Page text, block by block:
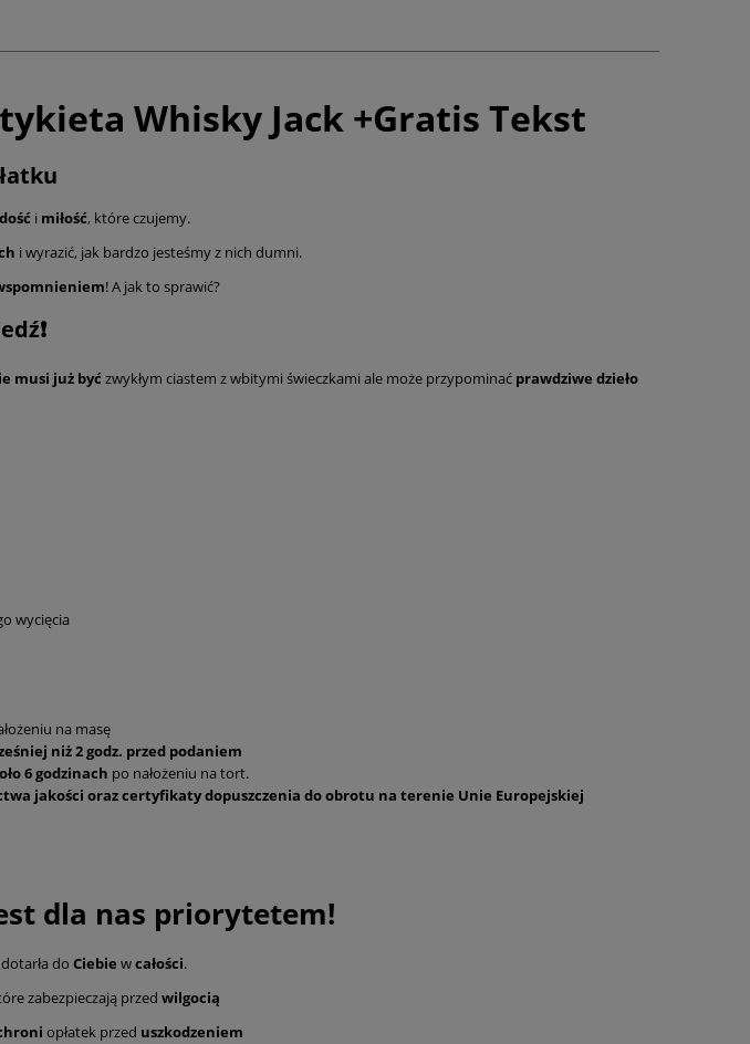
Whisky Jack +Gratis Tekst
i miłość, które czujemy.
i wyrazić, jak bardzo jesteśmy z nich dumni.
! A jak to sprawić?
musi już być zwykłym ciastem z wbitymi świeczkami ale może przypominać prawdziwe dzieło
wycięcia
na masę
niż 2 godz. przed podaniem
6 godzinach po nałożeniu na tort.
jakości oraz certyfikaty dopuszczenia do obrotu na terenie Unie Europejskiej
dla nas priorytetem!
do Ciebie wcałości.
zabezpieczają przed wilgocią
opłatek przed uszkodzeniem